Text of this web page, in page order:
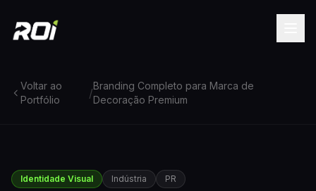
Voltar ao
Portfólio
/
Branding Completo para Marca de
Decoração Premium
Identidade Visual Indústria PR